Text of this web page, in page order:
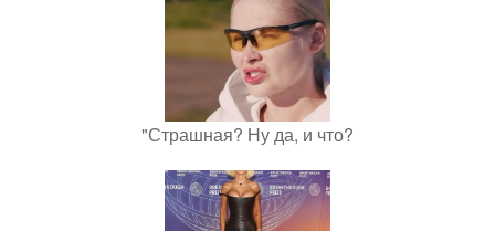
"Страшная? Ну да, и что?